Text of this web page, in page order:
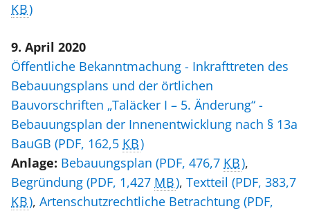
KB)
9. April 2020
Öffentliche Bekanntmachung - Inkrafttreten des
Bebauungsplans und der örtlichen
Bauvorschriften „Taläcker I – 5. Änderung“ -
Bebauungsplan der Innenentwicklung nach § 13a
BauGB (PDF, 162,5 KB)
Anlage: Bebauungsplan (PDF, 476,7 KB),
Begründung (PDF, 1,427 MB), Textteil (PDF, 383,7
KB), Artenschutzrechtliche Betrachtung(PDF,